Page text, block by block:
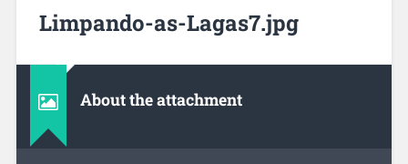
Limpando-as-Lagas7.jpg
About the attachment